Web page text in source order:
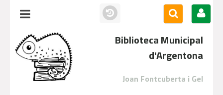
Biblioteca Municipal
d'Argentona
Joan Fontcuberta i Gel